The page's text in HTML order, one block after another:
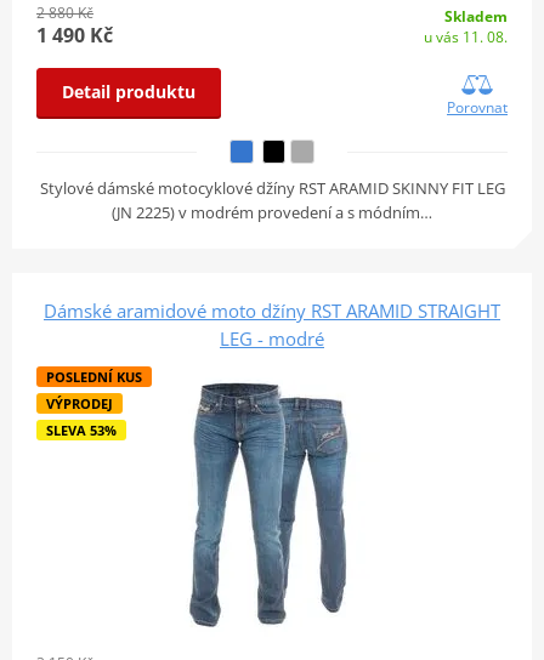
2 880 Kč
1 490 Kč
Skladem
u vás 11. 08.
Detail produktu
Porovnat
Stylové dámské motocyklové džíny RST ARAMID SKINNY FIT LEG
(JN 2225) v modrém provedení a s módním…
Dámské aramidové moto džíny RST ARAMID STRAIGHT
LEG - modré
POSLEDNÍ KUS
VÝPRODEJ
SLEVA 53%